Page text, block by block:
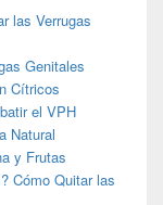
las Verrugas
Genitales
Cítricos
el VPH
Natural
y Frutas
Cómo Quitar las